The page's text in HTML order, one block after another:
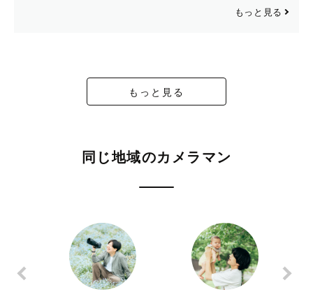
もっと見る
もっと見る
同じ地域のカメラマン